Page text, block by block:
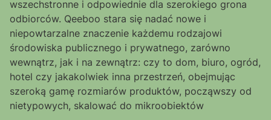
wszechstronne i odpowiednie dla szerokiego grona
odbiorców. Qeeboo stara się nadać nowe i
niepowtarzalne znaczenie każdemu rodzajowi
środowiska publicznego i prywatnego, zarówno
wewnątrz, jak i na zewnątrz: czy to dom, biuro, ogród,
hotel czy jakakolwiek inna przestrzeń, obejmując
szeroką gamę rozmiarów produktów, począwszy od
nietypowych, skalować do mikroobiektów